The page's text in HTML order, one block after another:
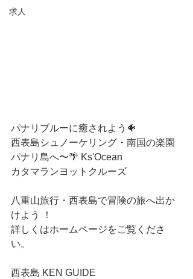
求人
パナリブルーに癒されよう🐠
西表島シュノーケリング・南国の楽園
パナリ島へ〜🌴 Ks'Ocean
カタマランヨットクルーズ
八重山旅行・西表島で冒険の旅へ出か
けよう ！
詳しくはホームページをご覧くださ
い。
西表島 KEN GUIDE